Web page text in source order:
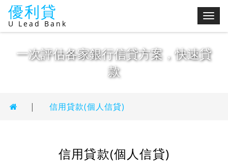
切
單
優利貸
U Lead Bank
一次評估各家銀行信貸方案，快速貸
款
| 信用貸款(個人信貸)
信用貸款(個人信貸)